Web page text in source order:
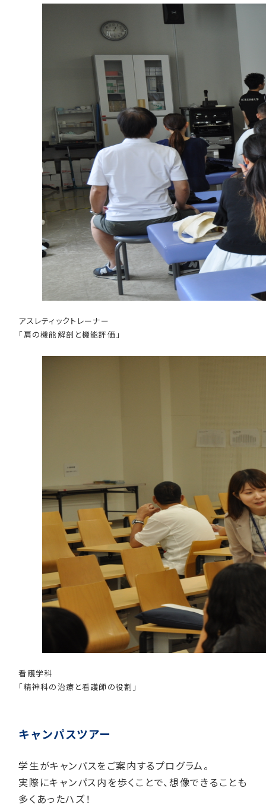
アスレティックトレーナー
「肩の機能解剖と機能評価」
看護学科
「精神科の治療と看護師の役割」
キャンパスツアー
学生がキャンパスをご案内するプログラム。
実際にキャンパス内を歩くことで、想像できることも
多くあったハズ！